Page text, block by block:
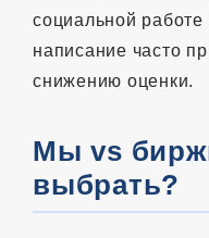
социальной
написание часто
снижению оценки.
Мы vs
выбрать?